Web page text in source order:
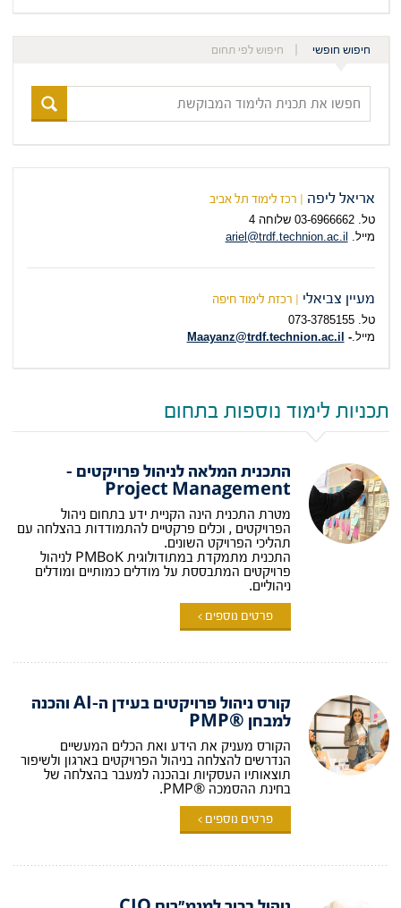
חיפוש חופשי חיפוש לפי תחום
חפשו
את
תכנית
המבוקשת
אריאל ליפה | רכז לימוד תל אביב
טל. 03-6966662 שלוחה 4
מייל.
ariel@trdf.technion.ac.il
מעיין צביאלי | רכזת לימוד חיפה
טל. 073-3785155
מייל.-
Maayanz@trdf.technion.ac.il
תכניות לימוד נוספות בתחום
התכנית המלאה לניהול פרויקטים –
Project Management
מטרת התכנית הינה הקניית ידע בתחום ניהול
הפרויקטים , וכלים פרקטיים להתמודדות בהצלחה עם
תהליכי הפרויקט השונים.
התכנית מתמקדת במתודולוגית PMBoK לניהול
פרויקטים המתבססת על מודלים כמותיים ומודלים
ניהוליים.
פרטים נוספים >
קורס ניהול פרויקטים בעידן ה-AI והכנה
למבחן ®PMP
הקורס מעניק את הידע ואת הכלים המעשיים
הנדרשים להצלחה בניהול הפרויקטים בארגון ולשיפור
תוצאותיו העסקיות ובהכנה למעבר בהצלחה של
בחינת ההסמכה ®PMP.
פרטים נוספים >